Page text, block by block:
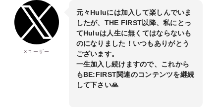
Xユーザー
元々Huluには加入して楽しんでいま
したが、THE FIRST以降、私にとっ
てHuluは人生に無くてはならないも
のになりました！いつもありがとう
ございます。
一生加入し続けますので、これから
もBE:FIRST関連のコンテンツを継続
して下さい🙏